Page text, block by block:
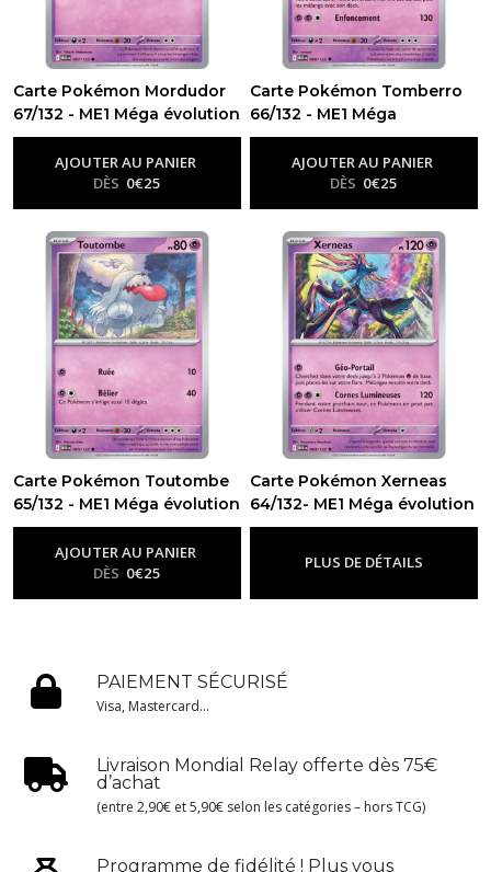
Carte Pokémon Mordudor
67/132 - ME1 Méga évolution
-Me01 - Méga Évolution
AJOUTER AU PANIER
DÈS 0€25
Carte Pokémon Tomberro
66/132 - ME1 Méga
évolution-Me01 - Méga
ÉvolutionAJOUTER AU PANIER
DÈS 0€25
Carte Pokémon Toutombe
65/132 - ME1 Méga évolution
-Me01 - Méga Évolution
AJOUTER AU PANIER
DÈS 0€25
Carte Pokémon Xerneas
64/132- ME1 Méga évolution
-Me01 - Méga Évolution
PLUS DE DÉTAILS
PAIEMENT SÉCURISÉ
Visa, Mastercard...
Livraison Mondial Relay offerte dès 75€
d’achat
(entre 2,90€ et 5,90€ selon les catégories – hors TCG)
Programme de fidélité ! Plus vous